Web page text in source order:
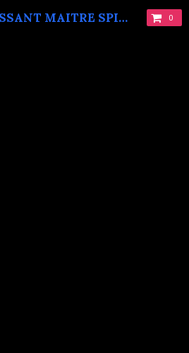
GRAND ET PUISSANT MAITRE SPIRITUEL MARABOUT VAUDOU KOKOUVI.TEL: +229 68619086. 0